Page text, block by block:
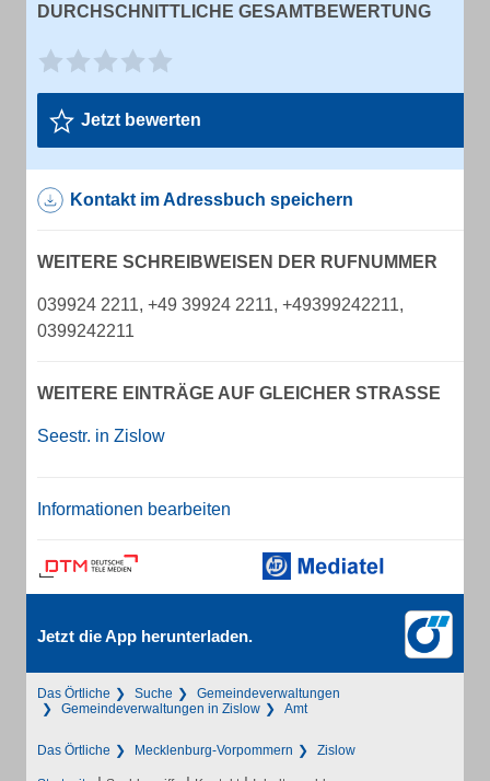
DURCHSCHNITTLICHE GESAMTBEWERTUNG
Jetzt bewerten
Kontakt im Adressbuch speichern
WEITERE SCHREIBWEISEN DER RUFNUMMER
039924 2211, +49 39924 2211, +49399242211,
0399242211
WEITERE EINTRÄGE AUF GLEICHER STRASSE
Seestr. in Zislow
Informationen bearbeiten
Jetzt die App herunterladen.
Das Örtliche Suche
Gemeindeverwaltungen
Gemeindeverwaltungen in Zislow
Amt
Das Örtliche Mecklenburg-Vorpommern Zislow